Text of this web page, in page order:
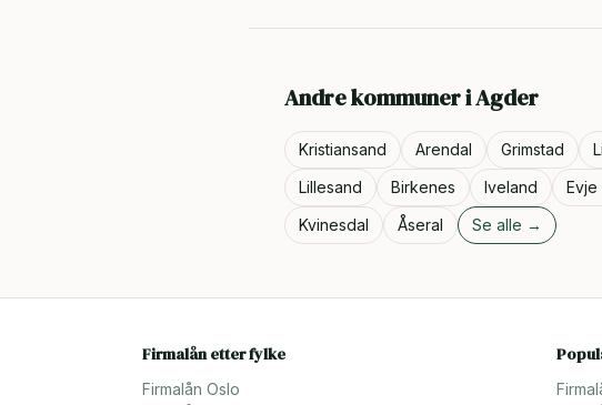
Andre kommuner iAgder
Kristiansand Arendal Grimstad
Lillesand
Birkenes Iveland Evje
Kvinesdal
Åseral Se alle →
Firmalån etter fylke
Firmalån Oslo